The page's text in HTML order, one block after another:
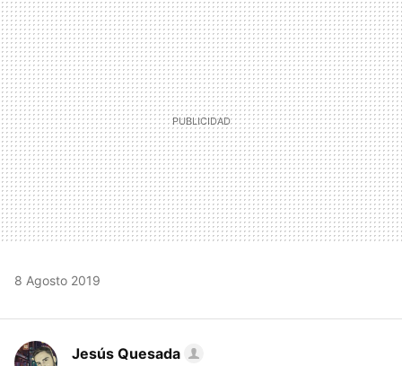
MAIL
8 Agosto 2019
Jesús Quesada